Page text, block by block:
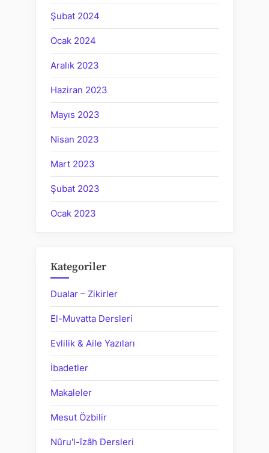
Şubat 2024
Ocak 2024
Aralık 2023
Haziran 2023
Mayıs 2023
Nisan 2023
Mart 2023
Şubat 2023
Ocak 2023
Kategoriler
Dualar – Zikirler
El-Muvatta Dersleri
Evlilik & Aile Yazıları
İbadetler
Makaleler
Mesut Özbilir
Nûru'l-îzâh Dersleri